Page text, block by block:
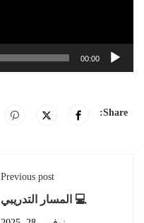
00:00
Share:
Previous post
💻 المسار التدريبي